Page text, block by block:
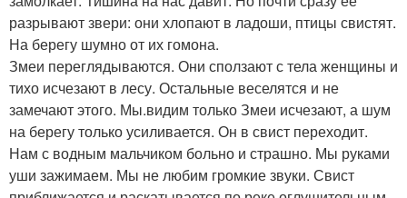
разрывают звери: они хлопают в ладоши, птицы свистят.
На берегу шумно от их гомона.
Змеи переглядываются. Они сползают с тела женщины и
тихо исчезают в лесу. Остальные веселятся и не
замечают этого. Мы.видим только Змеи исчезают, а шум
на берегу только усиливается. Он в свист переходит.
Нам с водным мальчиком больно и страшно. Мы руками
уши зажимаем. Мы не любим громкие звуки. Свист